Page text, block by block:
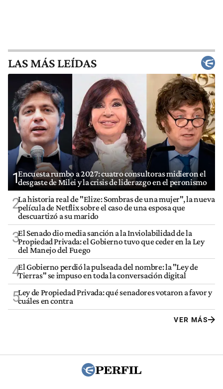
LAS MÁS LEÍDAS
1Encuesta rumbo a 2027: cuatro consultoras midieron el
desgaste de Milei y la crisis de liderazgo en el peronismo
2La historia real de "Elize: Sombras de una mujer", la nueva
película de Netflix sobre el caso de una esposa que
descuartizó a su marido
3El Senado dio media sanción a la Inviolabilidad de la
Propiedad Privada: el Gobierno tuvo que ceder en la Ley
del Manejo del Fuego
4El Gobierno perdió la pulseada del nombre: la "Ley de
Tierras" se impuso en toda la conversación digital
5Ley de Propiedad Privada: qué senadores votaron a favor y
cuáles en contra
VER MÁS